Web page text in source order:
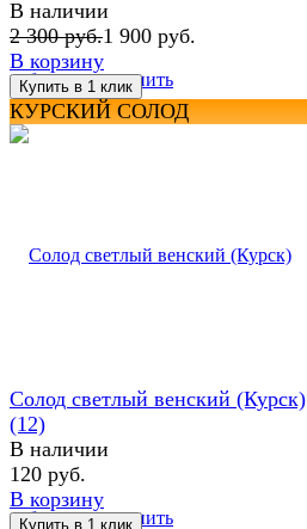
избранное сравнить
В наличии
2 300 руб.1 900 руб.
В корзину
КУРСКИЙ СОЛОД
избранное сравнить
Солод светлый венский (Курск)
(12)
В наличии
120 руб.
В корзину